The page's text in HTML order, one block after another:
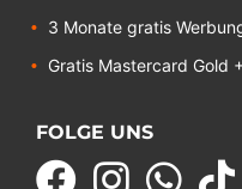
3 Monate gratis
Gratis Mastercard Gold
FOLGE UNS